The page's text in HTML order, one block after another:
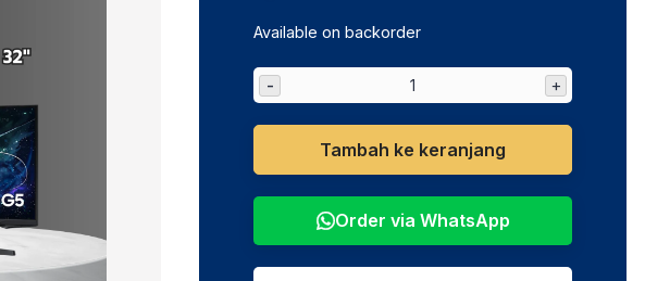
Available on backorder
- +
Tambah ke keranjang
Order via WhatsApp